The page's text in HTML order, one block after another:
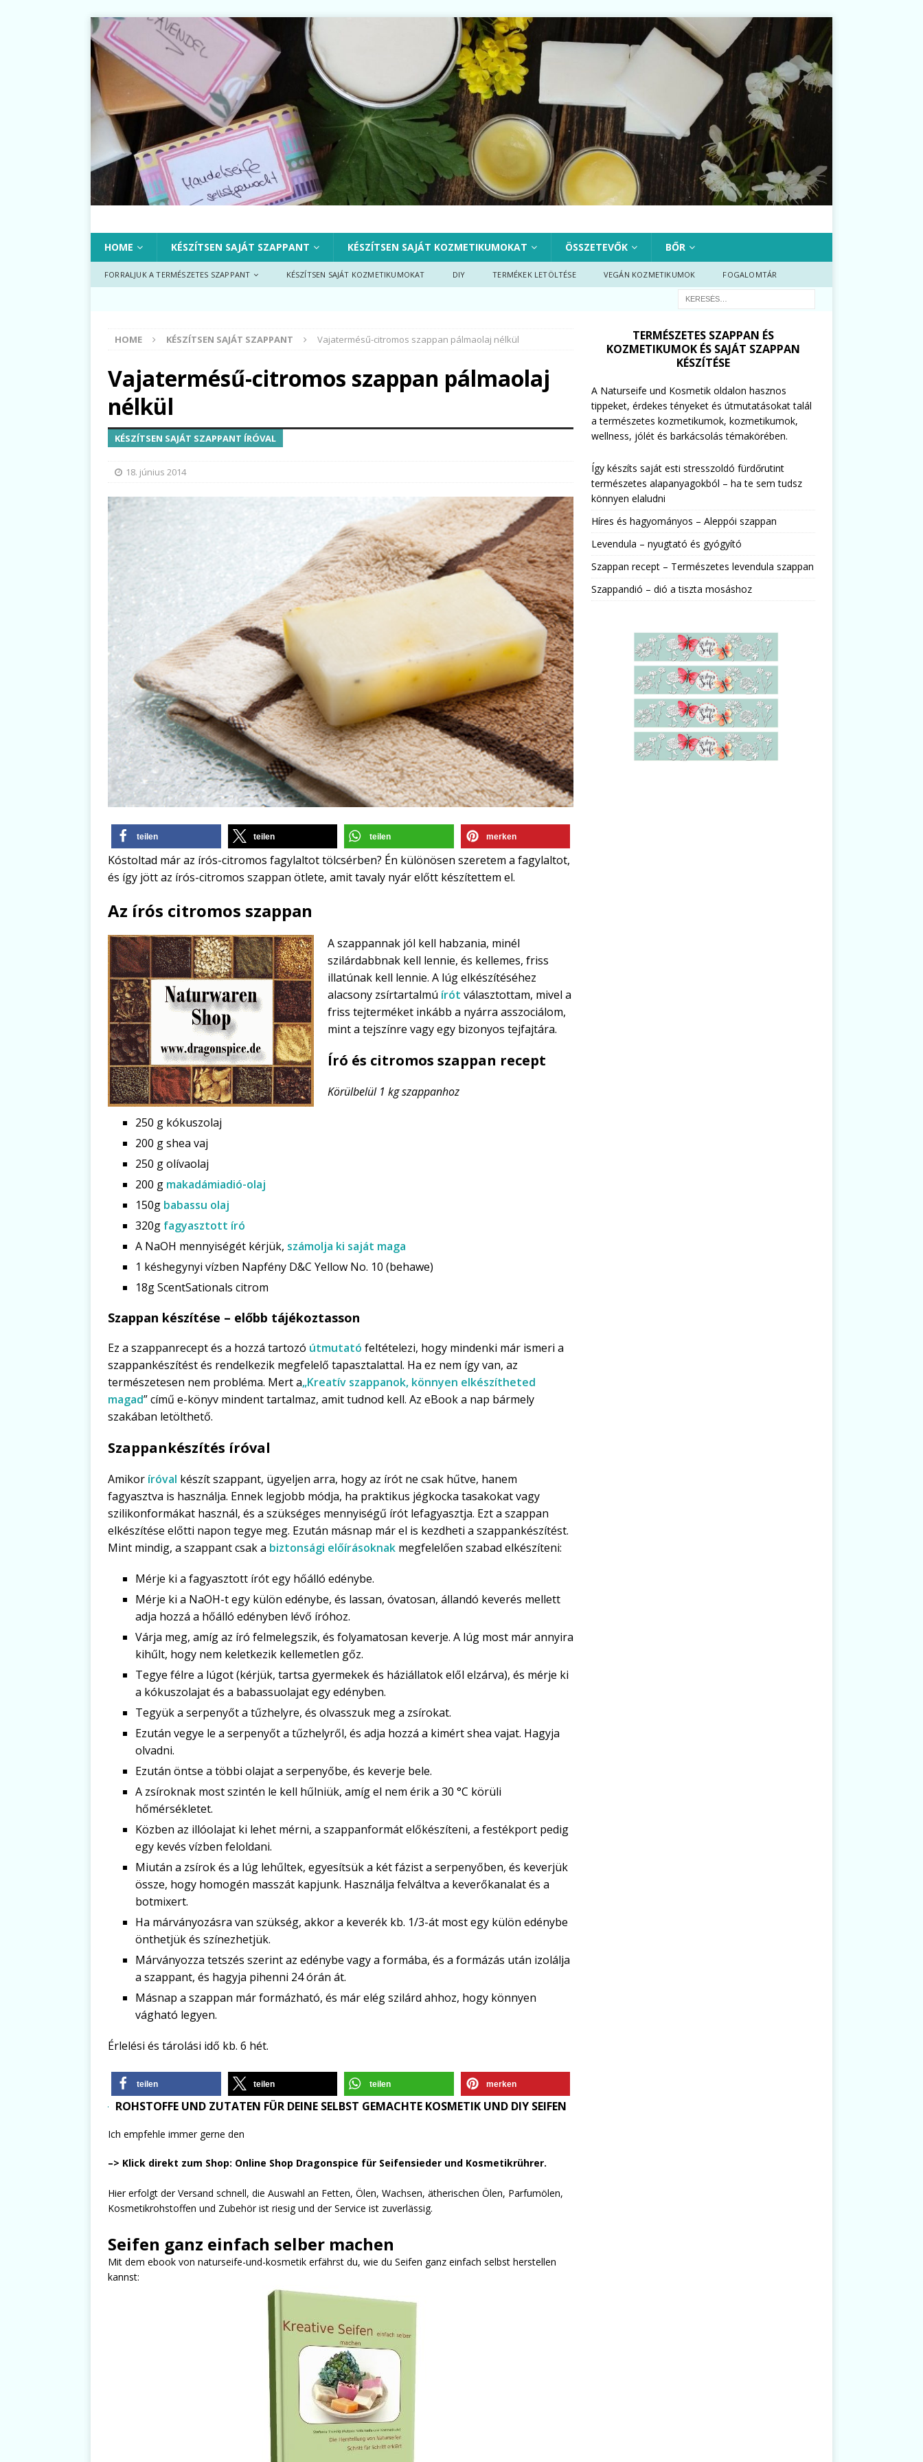
HOME KÉSZÍTSEN SAJÁT SZAPPANT KÉSZÍTSEN SAJÁT KOZMETIKUMOKAT ÖSSZETEVŐK BŐR
FORRALJUK A TERMÉSZETES SZAPPANT KÉSZÍTSEN SAJÁT KOZMETIKUMOKAT DIY TERMÉKEK LETÖLTÉSE VEGÁN KOZMETIKUMOK FOGALOMTÁR
HOME KÉSZÍTSEN SAJÁT SZAPPANT Vajatermésű-citromos szappan pálmaolaj nélkül
Vajatermésű-citromos szappan pálmaolaj
nélkül
KÉSZÍTSEN SAJÁT SZAPPANT ÍRÓVAL
18. június 2014
teilen teilen teilen merken
Kóstoltad már az írós-citromos fagylaltot tölcsérben? Én különösen szeretem a fagylaltot,
és így jött az írós-citromos szappan ötlete, amit tavaly nyár előtt készítettem el.
Az írós citromos szappan
A szappannak jól kell habzania, minél
szilárdabbnak kell lennie, és kellemes, friss
illatúnak kell lennie. A lúg elkészítéséhez
alacsony zsírtartalmú írót választottam, mivel a
friss tejterméket inkább a nyárra asszociálom,
mint a tejszínre vagy egy bizonyos tejfajtára.
Író és citromos szappan recept
Körülbelül 1 kg szappanhoz
250 g kókuszolaj
200 g shea vaj
250 g olívaolaj
200 g makadámiadió-olaj
150g babassu olaj
320g fagyasztott író
A NaOH mennyiségét kérjük, számolja ki saját maga
1 késhegynyi vízben Napfény D&C Yellow No. 10 (behawe)
18g ScentSationals citrom
Szappan készítése – előbb tájékoztasson
Ez a szappanrecept és a hozzá tartozó útmutató feltételezi, hogy mindenki már ismeri a
szappankészítést és rendelkezik megfelelő tapasztalattal. Ha ez nem így van, az
természetesen nem probléma. Mert a„Kreatív szappanok, könnyen elkészítheted
magad” című e-könyv mindent tartalmaz, amit tudnod kell. Az eBook a nap bármely
szakában letölthető.
Szappankészítés íróval
Amikor íróval készít szappant, ügyeljen arra, hogy az írót ne csak hűtve, hanem
fagyasztva is használja. Ennek legjobb módja, ha praktikus jégkocka tasakokat vagy
szilikonformákat használ, és a szükséges mennyiségű írót lefagyasztja. Ezt a szappan
elkészítése előtti napon tegye meg. Ezután másnap már el is kezdheti a szappankészítést.
Mint mindig, a szappant csak a biztonsági előírásoknak megfelelően szabad elkészíteni:
Mérje ki a fagyasztott írót egy hőálló edénybe.
Mérje ki a NaOH-t egy külön edénybe, és lassan, óvatosan, állandó keverés mellett
adja hozzá a hőálló edényben lévő íróhoz.
Várja meg, amíg az író felmelegszik, és folyamatosan keverje. A lúg most már annyira
kihűlt, hogy nem keletkezik kellemetlen gőz.
Tegye félre a lúgot (kérjük, tartsa gyermekek és háziállatok elől elzárva), és mérje ki
a kókuszolajat és a babassuolajat egy edényben.
Tegyük a serpenyőt a tűzhelyre, és olvasszuk meg a zsírokat.
Ezután vegye le a serpenyőt a tűzhelyről, és adja hozzá a kimért shea vajat. Hagyja
olvadni.
Ezután öntse a többi olajat a serpenyőbe, és keverje bele.
A zsíroknak most szintén le kell hűlniük, amíg el nem érik a 30 °C körüli
hőmérsékletet.
Közben az illóolajat ki lehet mérni, a szappanformát előkészíteni, a festékport pedig
egy kevés vízben feloldani.
Miután a zsírok és a lúg lehűltek, egyesítsük a két fázist a serpenyőben, és keverjük
össze, hogy homogén masszát kapjunk. Használja felváltva a keverőkanalat és a
botmixert.
Ha márványozásra van szükség, akkor a keverék kb. 1/3-át most egy külön edénybe
önthetjük és színezhetjük.
Márványozza tetszés szerint az edénybe vagy a formába, és a formázás után izolálja
a szappant, és hagyja pihenni 24 órán át.
Másnap a szappan már formázható, és már elég szilárd ahhoz, hogy könnyen
vágható legyen.
Érlelési és tárolási idő kb. 6 hét.
teilen teilen teilen merken
ROHSTOFFE UND ZUTATEN FÜR DEINE SELBST GEMACHTE KOSMETIK UND DIY SEIFEN
Ich empfehle immer gerne den
–> Klick direkt zum Shop: Online Shop Dragonspice für Seifensieder und Kosmetikrührer.
Hier erfolgt der Versand schnell, die Auswahl an Fetten, Ölen, Wachsen, ätherischen Ölen, Parfumölen,
Kosmetikrohstoffen und Zubehör ist riesig und der Service ist zuverlässig.
Seifen ganz einfach selber machen
Mit dem ebook von naturseife-und-kosmetik erfährst du, wie du Seifen ganz einfach selbst herstellen
kannst:
TERMÉSZETES SZAPPAN ÉS
KOZMETIKUMOK ÉS SAJÁT SZAPPAN
KÉSZÍTÉSE
A Naturseife und Kosmetik oldalon hasznos
tippeket, érdekes tényeket és útmutatásokat talál
a természetes kozmetikumok, kozmetikumok,
wellness, jólét és barkácsolás témakörében.
Így készíts saját esti stresszoldó fürdőrutint
természetes alapanyagokból – ha te sem tudsz
könnyen elaludni
Híres és hagyományos – Aleppói szappan
Levendula – nyugtató és gyógyító
Szappan recept – Természetes levendula szappan
Szappandió – dió a tiszta mosáshoz